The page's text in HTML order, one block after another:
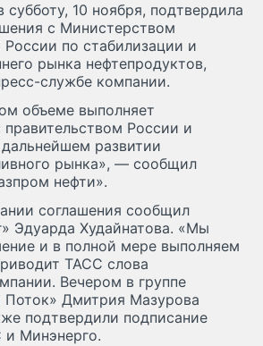
субботу, 10 ноября, подтвердила
с Министерством
по стабилизации и
рынка нефтепродуктов,
службе компании.
объеме выполняет
России и
развитии
рынка», — сообщил
нефти».
соглашения сообщил
Эдуарда Худайнатова. «Мы
и в полной мере выполняем
ТАСС слова
Вечером в группе
Дмитрия Мазурова
подтвердили подписание
и Минэнерго.